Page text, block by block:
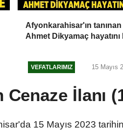
Afyonkarahisar'ın
Ahmet Dikyamaç
VEFATLARIMIZ 15 Mayıs
İlanı
15 Mayıs 2023